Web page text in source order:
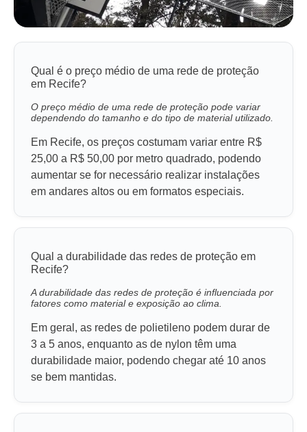
Qual é o preço médio de uma rede de proteção
em Recife?
O preço médio de uma rede de proteção pode variar
dependendo do tamanho e do tipo de material utilizado.
Em Recife, os preços costumam variar entre R$
25,00 a R$ 50,00 por metro quadrado, podendo
aumentar se for necessário realizar instalações
em andares altos ou em formatos especiais.
Qual a durabilidade das redes de proteção em
Recife?
A durabilidade das redes de proteção é influenciada por
fatores como material e exposição ao clima.
Em geral, as redes de polietileno podem durar de
3 a 5 anos, enquanto as de nylon têm uma
durabilidade maior, podendo chegar até 10 anos
se bem mantidas.